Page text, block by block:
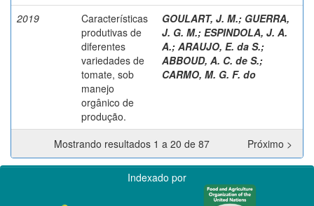
2019
Características
produtivas de
diferentes
variedades de
tomate, sob
manejo
orgânico de
produção.
GOULART, J. M.; GUERRA,
J. G. M.; ESPINDOLA, J. A.
A.; ARAUJO, E. da S.;
ABBOUD, A. C. de S.;
CARMO, M. G. F. do
Mostrando resultados 1 a 20 de 87 Próximo >
Indexado por